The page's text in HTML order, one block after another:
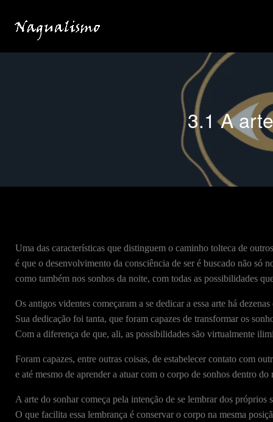
para
conteúdo
3.1 A
Uma das características que distinguem o caminho tolteca de
é que o desenvolvimento da consciência de ser é buscado não só
como também nos sonhos da noite, com todas as possibilidades
Os antigos videntes começaram a se dedicar a essa arte há
Sua dedicação foi tanta, que foram capazes de transformar os
Com a diferença de que, ali, as possibilidades são virtualmente
Foram capazes, entre outras coisas, de estabelecer contato com
e até mesmo de aprender a atuar com o corpo de sonhos dentro
A arte do sonhar começa pela intenção de se lembrar dos próprios
O que facilita essa lembrança é conservar o corpo na mesma